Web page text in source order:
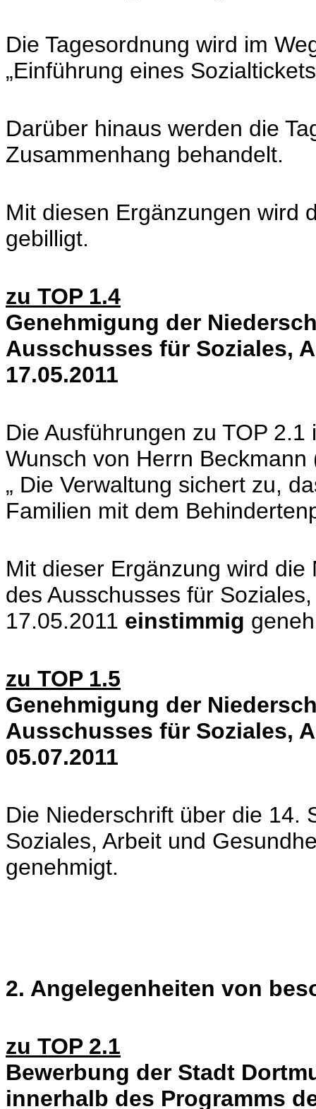
Die Tagesordnung wird im
„Einführung eines
Darüber hinaus werden die
Zusammenhang behandelt.
Mit diesen Ergänzungen wird
gebilligt.
zu TOP 1.4
Genehmigung der
Ausschusses für Soziales,
17.05.2011
Die Ausführungen zu TOP
Wunsch von Herrn
„ Die Verwaltung sichert zu,
Familien mit dem
Mit dieser Ergänzung wird
des Ausschusses für
17.05.2011 einstimmig
zu TOP 1.5
Genehmigung der
Ausschusses für Soziales,
05.07.2011
Die Niederschrift über die 14.
Soziales, Arbeit und
genehmigt.
2. Angelegenheiten von
zu TOP 2.1
Bewerbung der Stadt
innerhalb des Programms